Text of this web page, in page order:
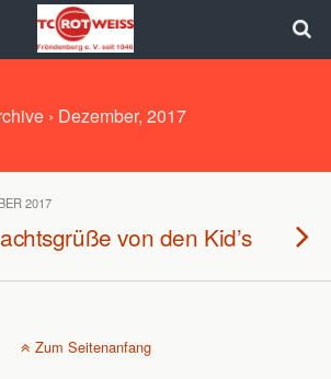
› Dezember, 2017
2017
von den Kid’s
Zum Seitenanfang